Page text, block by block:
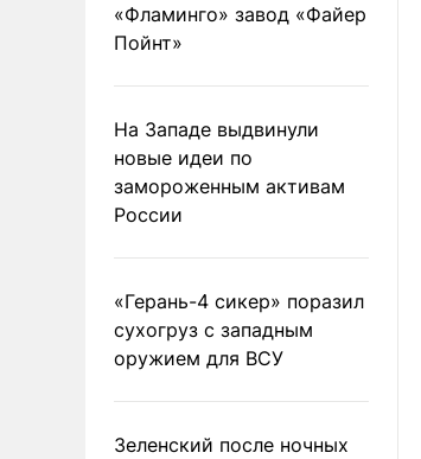
«Фламинго» завод «Файер
Пойнт»
На Западе выдвинули
новые идеи по
замороженным активам
России
«Герань-4 сикер» поразил
сухогруз с западным
оружием для ВСУ
Зеленский после ночных